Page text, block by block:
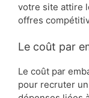
votre site attire
offres
Le coût par
Le coût par
pour recruter